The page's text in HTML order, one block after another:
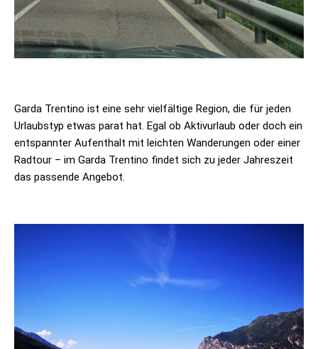
Garda Trentino ist eine sehr vielfältige Region, die für jeden
Urlaubstyp etwas parat hat. Egal ob Aktivurlaub oder doch ein
entspannter Aufenthalt mit leichten Wanderungen oder einer
Radtour – im Garda Trentino findet sich zu jeder Jahreszeit
das passende Angebot.